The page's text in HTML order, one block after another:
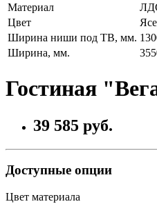
Материал
Цвет
Ширина ниши под ТВ, мм.
Ширина, мм.
Гостиная
39 585 руб.
Доступные опции
Цвет материала